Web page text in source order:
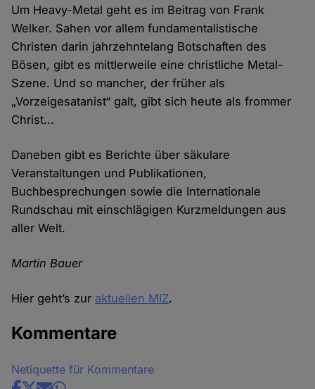
Um Heavy-Metal geht es im Beitrag von Frank
Welker. Sahen vor allem fundamentalistische
Christen darin jahrzehntelang Botschaften des
Bösen, gibt es mittlerweile eine christliche Metal-
Szene. Und so mancher, der früher als
„Vorzeigesatanist“ galt, gibt sich heute als frommer
Christ...
Daneben gibt es Berichte über säkulare
Veranstaltungen und Publikationen,
Buchbesprechungen sowie die Internationale
Rundschau mit einschlägigen Kurzmeldungen aus
aller Welt.
Martin Bauer
Hier geht’s zur aktuellen MIZ.
Kommentare
Netiquette für Kommentare